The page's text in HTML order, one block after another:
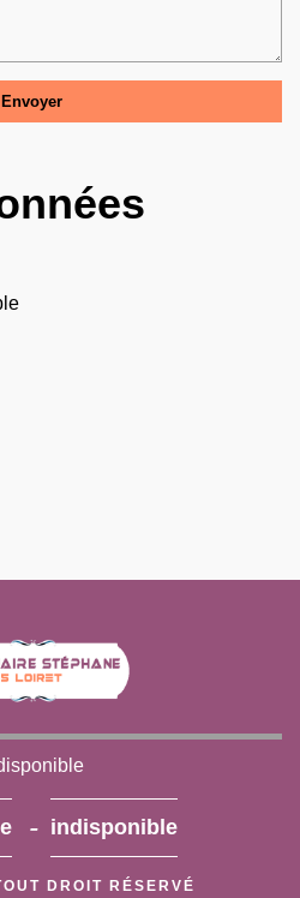
- indisponible
DROIT RÉSERVÉ